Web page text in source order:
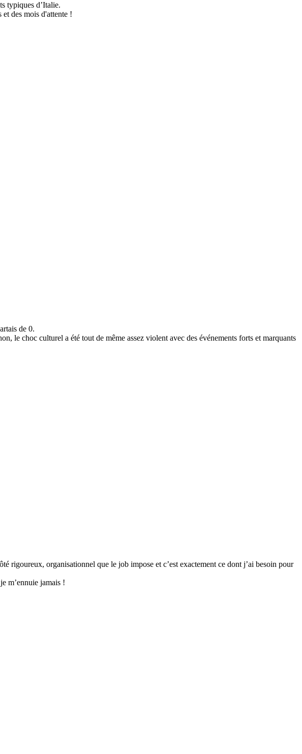
typiques d’Italie.
des mois d'attente !
de 0.
le choc culturel a été tout de même assez violent avec des événements forts et marquants
rigoureux, organisationnel que le job impose et c’est exactement ce dont j’ai besoin pour
m’ennuie jamais !